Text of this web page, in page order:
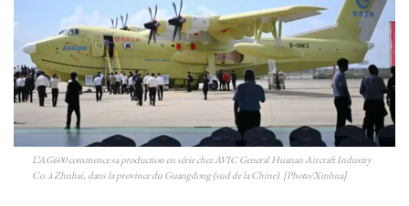
L’AG600 commence sa production en série chez AVIC General Huanan Aircraft Industry
Co. à Zhuhai, dans la province du Guangdong (sud de la Chine). [Photo/Xinhua]